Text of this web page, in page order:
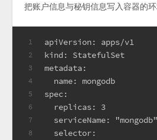
把账户信息与秘钥信息写入容器的环
1
2
3
4
5
6
7
8
apiVersion: apps/v1
kind: StatefulSet
metadata:
  name: mongodb
spec:
  replicas: 3
  serviceName: "mongodb"
  selector: